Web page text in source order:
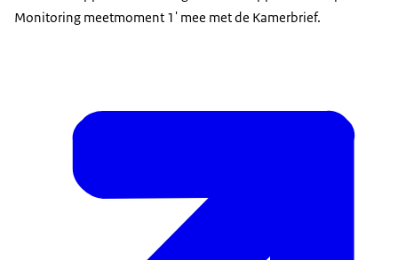
Monitoring meetmoment 1' mee met de Kamerbrief.